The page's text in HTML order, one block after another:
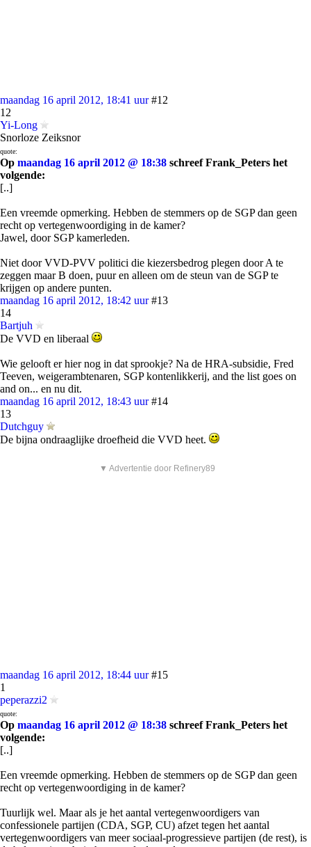
maandag 16 april 2012, 18:41 uur #12
12
Yi-Long
Snorloze Zeiksnor
quote:
Op maandag 16 april 2012 @ 18:38 schreef Frank_Peters het
volgende:
[..]
Een vreemde opmerking. Hebben de stemmers op de SGP dan geen
recht op vertegenwoordiging in de kamer?
Jawel, door SGP kamerleden.
Niet door VVD-PVV politici die kiezersbedrog plegen door A te
zeggen maar B doen, puur en alleen om de steun van de SGP te
krijgen op andere punten.
maandag 16 april 2012, 18:42 uur #13
14
Bartjuh
De VVD en liberaal
Wie gelooft er hier nog in dat sprookje? Na de HRA-subsidie, Fred
Teeven, weigerambtenaren, SGP kontenlikkerij, and the list goes on
and on... en nu dit.
maandag 16 april 2012, 18:43 uur #14
13
Dutchguy
De bijna ondraaglijke droefheid die VVD heet.
▼ Advertentie door Refinery89
maandag 16 april 2012, 18:44 uur #15
1
peperazzi2
quote:
Op maandag 16 april 2012 @ 18:38 schreef Frank_Peters het
volgende:
[..]
Een vreemde opmerking. Hebben de stemmers op de SGP dan geen
recht op vertegenwoordiging in de kamer?
Tuurlijk wel. Maar als je het aantal vertegenwoordigers van
confessionele partijen (CDA, SGP, CU) afzet tegen het aantal
vertegenwoordigers van meer sociaal-progressieve partijen (de rest), is